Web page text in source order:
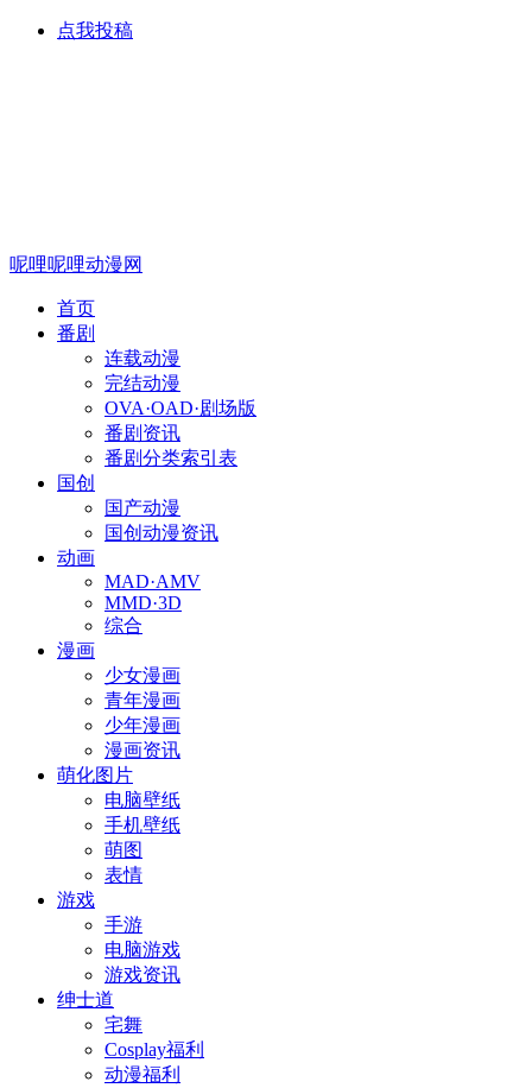
点我投稿
呢哩呢哩动漫网
首页
番剧
连载动漫
完结动漫
OVA·OAD·剧场版
番剧资讯
番剧分类索引表
国创
国产动漫
国创动漫资讯
动画
MAD·AMV
MMD·3D
综合
漫画
少女漫画
青年漫画
少年漫画
漫画资讯
萌化图片
电脑壁纸
手机壁纸
萌图
表情
游戏
手游
电脑游戏
游戏资讯
绅士道
宅舞
Cosplay福利
动漫福利